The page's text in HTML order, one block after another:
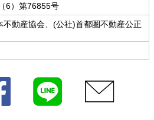
6）第76855号
不動産協会、(公社)首都圏不動産公正
Facebook